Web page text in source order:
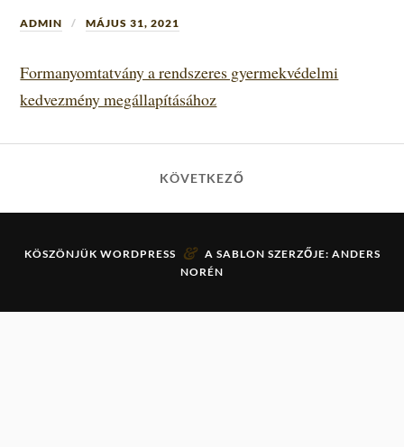
ADMIN MÁJUS 31, 2021
Formanyomtatvány a rendszeres gyermekvédelmi
kedvezmény megállapításához
KÖVETKEZŐ
KÖSZÖNJÜK WORDPRESS & A SABLON SZERZŐJE: ANDERS
NORÉN